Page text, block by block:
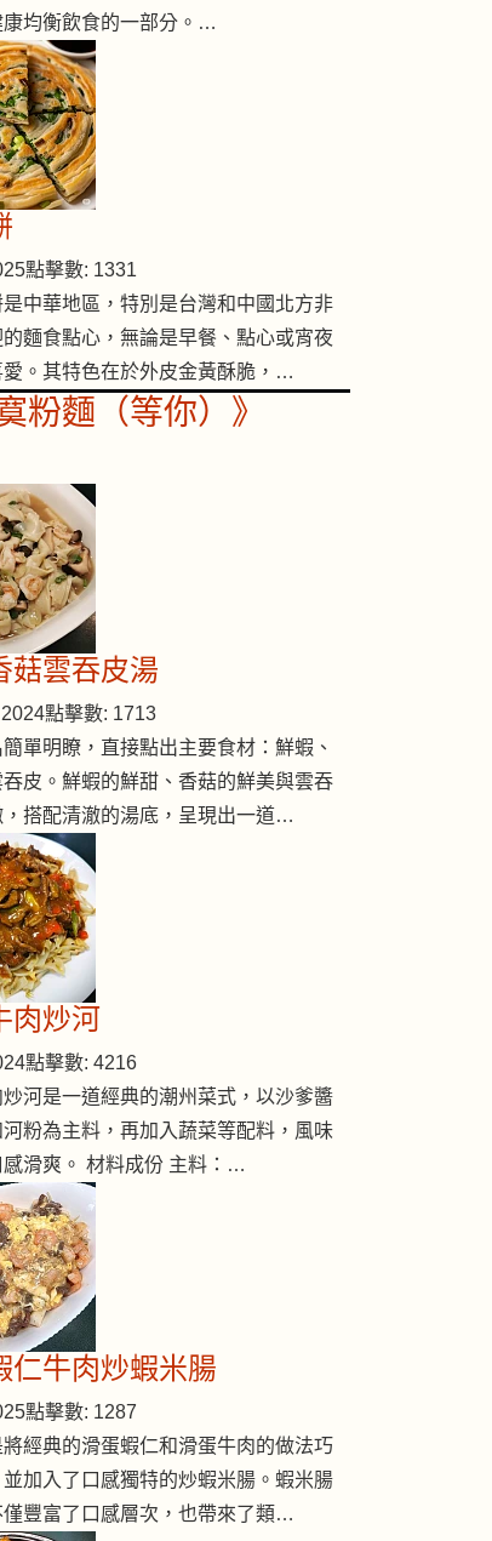
康均衡飲食的一部分。…
點擊數: 1331
中華地區，特別是台灣和中國北方非
麵食點心，無論是早餐、點心或宵夜
愛。其特色在於外皮金黃酥脆，…
粉麵（等你）》
菇雲吞皮湯
點擊數: 1713
單明瞭，直接點出主要食材：鮮蝦、
皮。鮮蝦的鮮甜、香菇的鮮美與雲吞
，搭配清澈的湯底，呈現出一道…
肉炒河
點擊數: 4216
河是一道經典的潮州菜式，以沙爹醬
粉為主料，再加入蔬菜等配料，風味
感滑爽。 材料成份 主料：…
仁牛肉炒蝦米腸
點擊數: 1287
經典的滑蛋蝦仁和滑蛋牛肉的做法巧
加入了口感獨特的炒蝦米腸。蝦米腸
僅豐富了口感層次，也帶來了類…